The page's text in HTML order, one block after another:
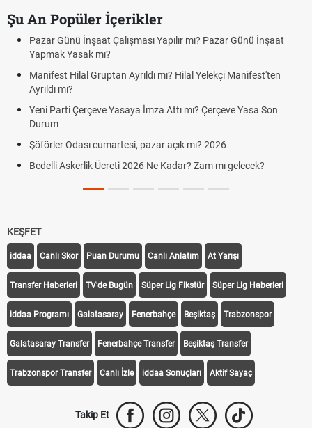
Şu An Popüler İçerikler
Pazar Günü İnşaat
Manifest'ten
Yasa Son
mı gelecek?
Bedelli askerlik çarşı izni var mı? 2026
cumartesi-pazar günü kaça kadar açık?
Cumartesi ve Pazar Detayı
Cumartesi çalışma saatleri!
Hazırlık Maçı ve Dostluk Maçı Nedir?
KEŞFET
iddaa Canlı Skor Puan Durumu Canlı Anlatım At Yarışı
Transfer Haberleri TV'de Bugün Süper Lig Fikstür Süper Lig Haberleri
iddaa Programı Galatasaray Fenerbahçe Beşiktaş Trabzonspor
Galatasaray Transfer Fenerbahçe Transfer Beşiktaş Transfer
Trabzonspor Transfer Canlı İzle iddaa Sonuçları Aktif Sayaç
Takip Et